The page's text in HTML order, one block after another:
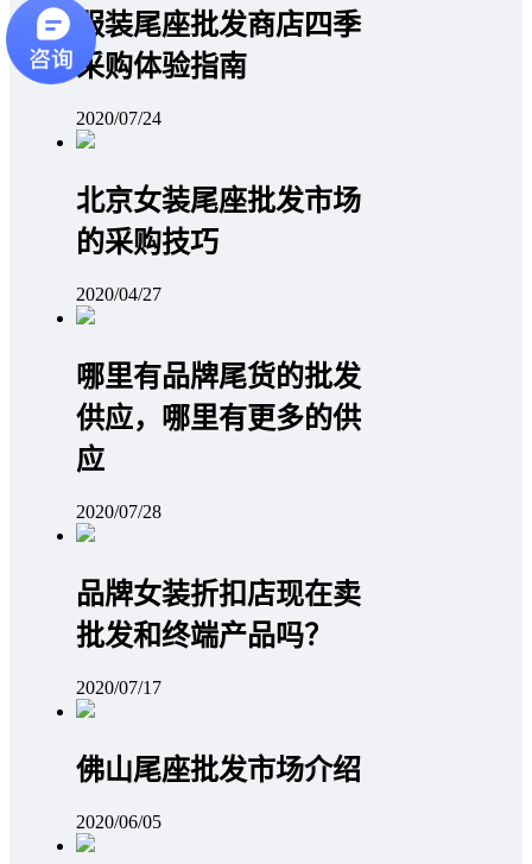
服装尾座批发商店四季
采购体验指南
2020/07/24
北京女装尾座批发市场
的采购技巧
2020/04/27
哪里有品牌尾货的批发
供应，哪里有更多的供
应
2020/07/28
品牌女装折扣店现在卖
批发和终端产品吗？
2020/07/17
佛山尾座批发市场介绍
2020/06/05